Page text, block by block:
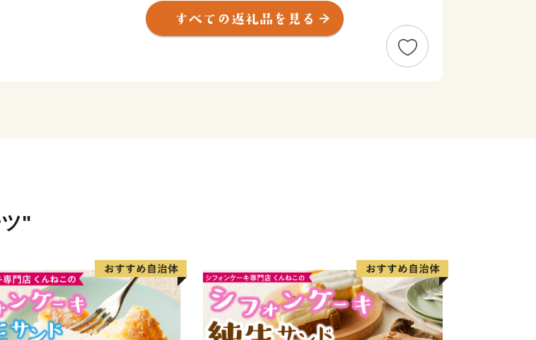
《平安時代には京都石清水八幡宮の荘園として組み入れられた 波
《冬には市内でも特に積雪が多く、和鉄の郷として繁栄してきた
【 森と生きるまちならではの「自然資源」 】
従来の人々のオアシスとして千年も前より引用されてきたといわれ
る「千年水」など豊かな山々から生みだされる名水は古くから宍粟
の発酵文化を支えてきました。山の恵みである名水、澄んだ空気に
"